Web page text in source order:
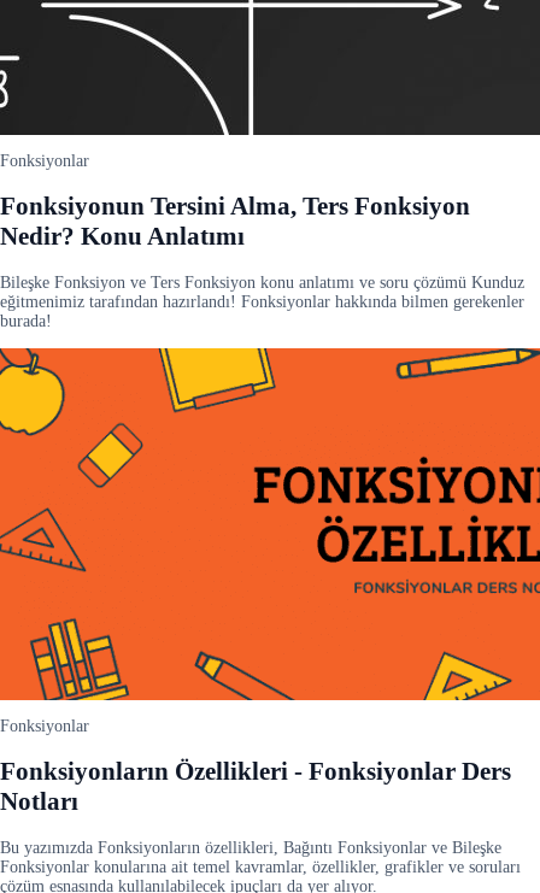
Fonksiyonlar
Fonksiyonun Tersini Alma, Ters Fonksiyon
Nedir? Konu Anlatımı
Bileşke Fonksiyon ve Ters Fonksiyon konu anlatımı ve soru çözümü Kunduz
eğitmenimiz tarafından hazırlandı! Fonksiyonlar hakkında bilmen gerekenler
burada!
Fonksiyonlar
Fonksiyonların Özellikleri - Fonksiyonlar Ders
Notları
Bu yazımızda Fonksiyonların özellikleri, Bağıntı Fonksiyonlar ve Bileşke
Fonksiyonlar konularına ait temel kavramlar, özellikler, grafikler ve soruları
çözüm esnasında kullanılabilecek ipuçları da yer alıyor.